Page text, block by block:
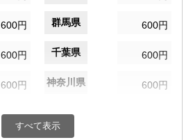
600円 群馬県 600円
600円 千葉県 600円
600円 神奈川県 600円
600円 富山県
すべて表示